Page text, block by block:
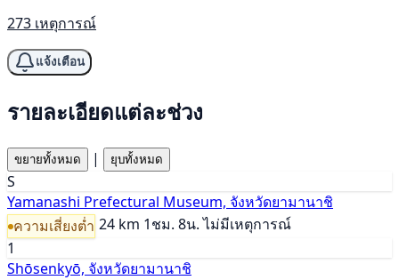
273 เหตุการณ์
แจ้งเตือน
รายละเอียดแต่ละช่วง
ขยายทั้งหมด | ยุบทั้งหมด
S
Yamanashi Prefectural Museum, จังหวัดยามานาชิ
ความเสี่ยงต่ำ 24 km 1ชม. 8น. ไม่มีเหตุการณ์
1
Shōsenkyō, จังหวัดยามานาชิ